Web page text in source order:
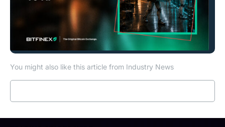
You might also like this article from Industry News